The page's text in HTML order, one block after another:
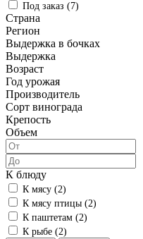
Под заказ (7)
Страна
Регион
Выдержка в бочках
Выдержка
Возраст
Год урожая
Производитель
Сорт винограда
Крепость
Объем
К блюду
К мясу (2)
К мясу птицы (2)
К паштетам (2)
К рыбе (2)